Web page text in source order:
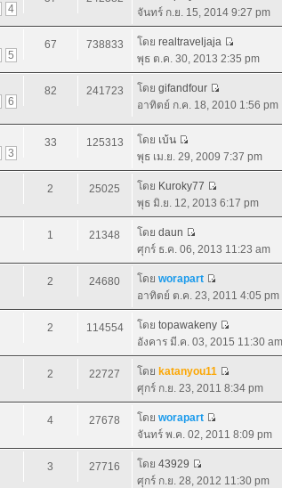
4
จันทร์ ก.ย. 15, 2014 9:27 pm
5
67 738833 โดย realtraveljaja
พุธ ต.ค. 30, 2013 2:35 pm
6
82 241723 โดย gifandfour
อาทิตย์ ก.ค. 18, 2010 1:56 pm
3
33 125313 โดย เบ้น
พุธ เม.ย. 29, 2009 7:37 pm
2 25025 โดย Kuroky77
พุธ มิ.ย. 12, 2013 6:17 pm
1 21348 โดย daun
ศุกร์ ธ.ค. 06, 2013 11:23 am
2 24680 โดย worapart
อาทิตย์ ต.ค. 23, 2011 4:05 pm
2 114554 โดย topawakeny
อังคาร มี.ค. 03, 2015 11:30 am
2 22727 โดย katanyou11
ศุกร์ ก.ย. 23, 2011 8:34 pm
4 27678 โดย worapart
จันทร์ พ.ค. 02, 2011 8:09 pm
3 27716 โดย 43929
ศุกร์ ก.ย. 28, 2012 11:30 pm